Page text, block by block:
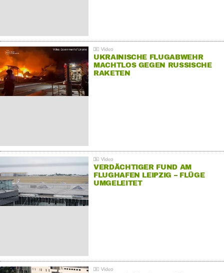
UKRAINISCHE FLUGABWEHR
MACHTLOS GEGEN RUSSISCHE
RAKETEN
VERDÄCHTIGER FUND AM
FLUGHAFEN LEIPZIG – FLÜGE
UMGELEITET